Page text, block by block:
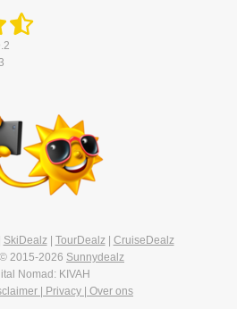
SkiDealz| TourDealz| CruiseDealz
2015-2026 Sunnydealz
Nomad: KIVAH
| Privacy | Over ons